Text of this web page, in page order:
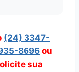
(24) 3347-
8696ou
sua